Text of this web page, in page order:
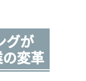
グが
変革